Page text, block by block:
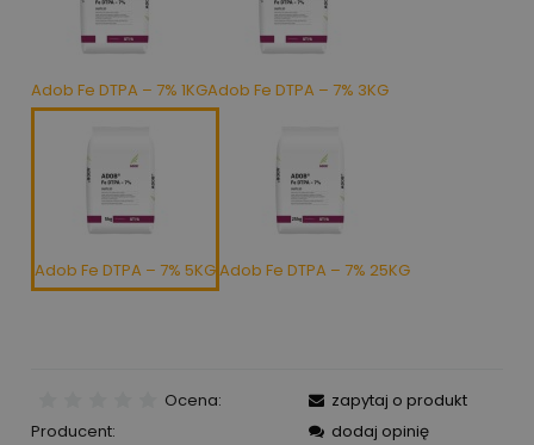
Adob Fe DTPA – 7% 1KGAdob Fe DTPA – 7% 3KG
Adob Fe DTPA – 7% 5KGAdob Fe DTPA – 7% 25KG
Ocena:
Producent:
zapytaj o produkt
dodaj opinię